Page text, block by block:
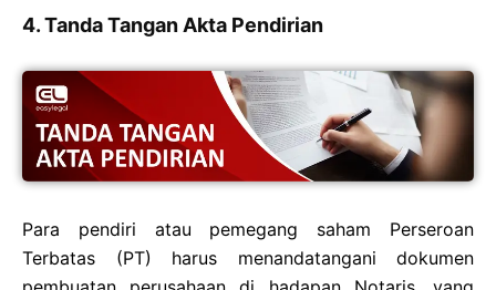
4. Tanda Tangan Akta Pendirian
Para pendiri atau pemegang saham Perseroan
Terbatas (PT) harus menandatangani dokumen